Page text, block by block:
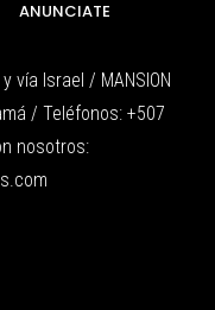
ANUNCIATE
vía Israel / MANSION
/ Teléfonos: +507
nosotros: